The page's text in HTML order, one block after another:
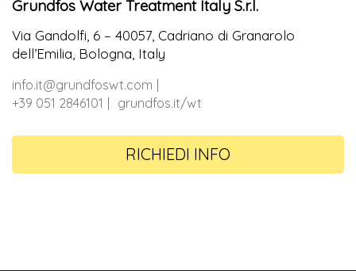
Grundfos Water Treatment Italy S.r.l.
Via Gandolfi, 6 – 40057, Cadriano di Granarolo
dell’Emilia, Bologna, Italy
info.it@grundfoswt.com
+39 051 2846101
grundfos.it/wt
RICHIEDI INFO